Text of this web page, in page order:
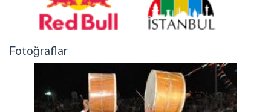
Fotoğraflar